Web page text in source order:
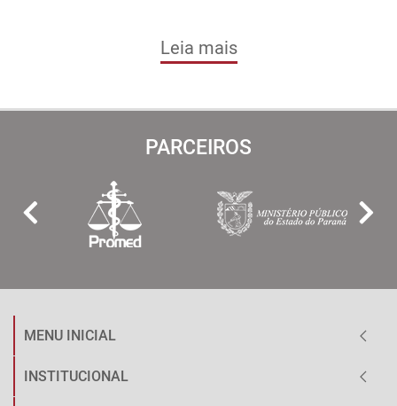
Leia mais
PARCEIROS
MENU INICIAL
INSTITUCIONAL